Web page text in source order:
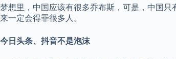
梦想里，中国应该有很多乔布斯，可是，中国
来一定会得罪很多人。
今日头条、抖音不是泡沫